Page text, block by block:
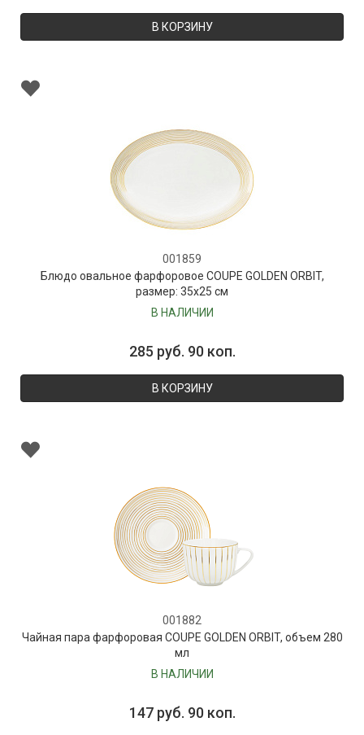
В КОРЗИНУ
001859
Блюдо овальное фарфоровое COUPE GOLDEN ORBIT,
размер: 35х25 см
В НАЛИЧИИ
285 руб. 90 коп.
В КОРЗИНУ
001882
Чайная пара фарфоровая COUPE GOLDEN ORBIT, объем 280
мл
В НАЛИЧИИ
147 руб. 90 коп.